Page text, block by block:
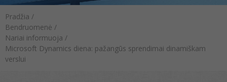
Pradžia /
Bendruomenė /
Nariai informuoja /
Microsoft Dynamics diena: pažangūs sprendimai dinamiškam
verslui